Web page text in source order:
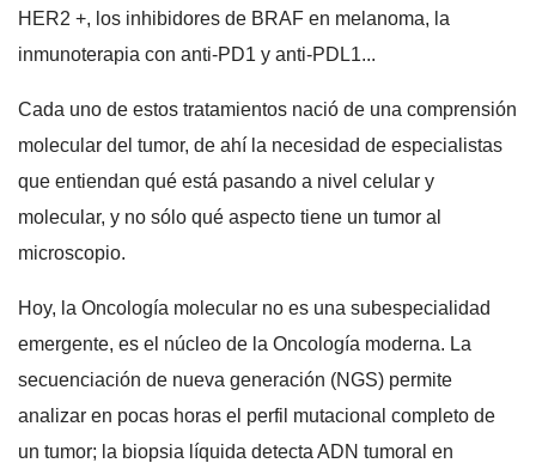
HER2 +, los inhibidores de BRAF en melanoma, la
inmunoterapia con anti-PD1 y anti-PDL1...
Cada uno de estos tratamientos nació de una comprensión
molecular del tumor, de ahí la necesidad de especialistas
que entiendan qué está pasando a nivel celular y
molecular, y no sólo qué aspecto tiene un tumor al
microscopio.
Hoy, la Oncología molecular no es una subespecialidad
emergente, es el núcleo de la Oncología moderna. La
secuenciación de nueva generación (NGS) permite
analizar en pocas horas el perfil mutacional completo de
un tumor; la biopsia líquida detecta ADN tumoral en